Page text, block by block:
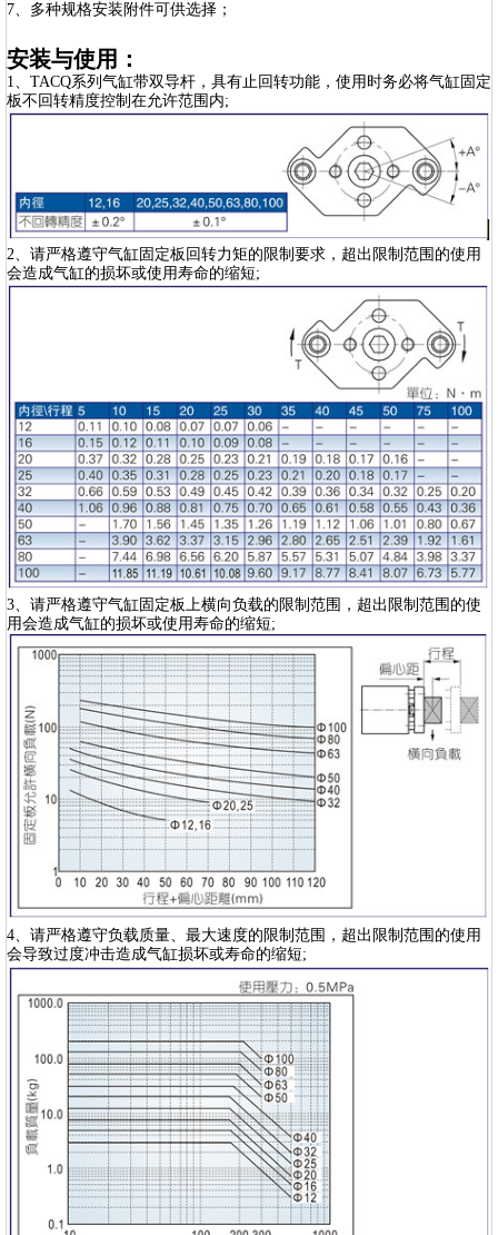
7、多种规格安装附件可供选择；
安装与使用：
1、TACQ系列气缸带双导杆，具有止回转功能，使用时务必将气缸固定
板不回转精度控制在允许范围内;
2、请严格遵守气缸固定板回转力矩的限制要求，超出限制范围的使用
会造成气缸的损坏或使用寿命的缩短;
3、请严格遵守气缸固定板上横向负载的限制范围，超出限制范围的使
用会造成气缸的损坏或使用寿命的缩短;
4、请严格遵守负载质量、最大速度的限制范围，超出限制范围的使用
会导致过度冲击造成气缸损坏或寿命的缩短;